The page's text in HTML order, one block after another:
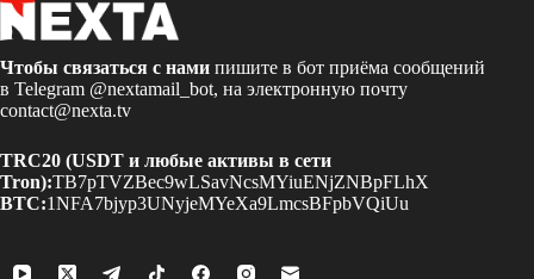
Чтобы связаться с нами пишите в бот приёма сообщений
в Telegram @nextamail_bot, на электронную почту
contact@nexta.tv
TRC20 (USDT и любые активы в сети
Tron):TB7pTVZBec9wLSavNcsMYiuENjZNBpFLhX
BTC:1NFA7bjyp3UNyjeMYeXa9LmcsBFpbVQiUu